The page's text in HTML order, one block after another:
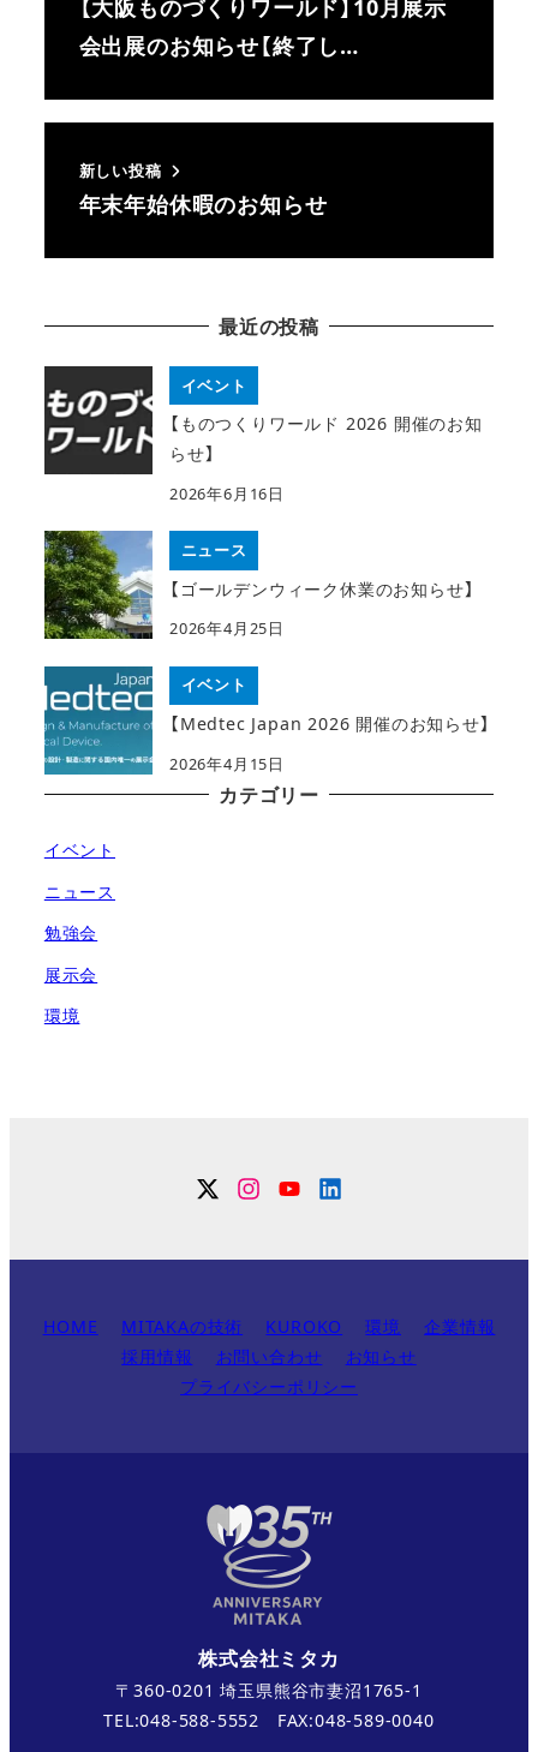
【大阪ものづくりワールド】10月展示
会出展のお知らせ【終了し…
新しい投稿
年末年始休暇のお知らせ
最近の投稿
イベント
【ものつくりワールド 2026 開催のお知
らせ】
2026年6月16日
ニュース
【ゴールデンウィーク休業のお知らせ】
2026年4月25日
イベント
【Medtec Japan 2026 開催のお知らせ】
2026年4月15日
カテゴリー
イベント
ニュース
勉強会
展示会
環境
TwitterInstagram
YouTubeLinkdin
HOME MITAKAの技術 KUROKO 環境
企業情報
採用情報
お問い合わせ
お知らせ
プライバシーポリシー
株式会社ミタカ
〒360-0201 埼玉県熊谷市妻沼1765-1
TEL:048-588-5552 FAX:048-589-0040